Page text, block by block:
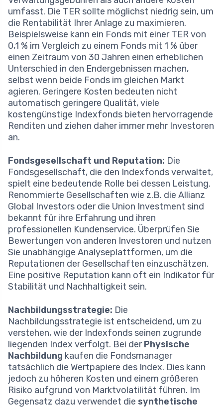
umfasst. Die TER sollte möglichst niedrig sein, um
die Rentabilität Ihrer Anlage zu maximieren.
Beispielsweise kann ein Fonds mit einer TER von
0,1 % im Vergleich zu einem Fonds mit 1 % über
einen Zeitraum von 30 Jahren einen erheblichen
Unterschied in den Endergebnissen machen,
selbst wenn beide Fonds im gleichen Markt
agieren. Geringere Kosten bedeuten nicht
automatisch geringere Qualität, viele
kostengünstige Indexfonds bieten hervorragende
Renditen und ziehen daher immer mehr Investoren
an.
Fondsgesellschaft und Reputation: Die
Fondsgesellschaft, die den Indexfonds verwaltet,
spielt eine bedeutende Rolle bei dessen Leistung.
Renommierte Gesellschaften wie z.B. die Allianz
Global Investors oder die Union Investment sind
bekannt für ihre Erfahrung und ihren
professionellen Kundenservice. Überprüfen Sie
Bewertungen von anderen Investoren und nutzen
Sie unabhängige Analyseplattformen, um die
Reputationen der Gesellschaften einzuschätzen.
Eine positive Reputation kann oft ein Indikator für
Stabilität und Nachhaltigkeit sein.
Nachbildungsstrategie: Die
Nachbildungsstrategie ist entscheidend, um zu
verstehen, wie der Indexfonds seinen zugrunde
liegenden Index verfolgt. Bei derPhysische
Nachbildung kaufen die Fondsmanager
tatsächlich die Wertpapiere des Index. Dies kann
jedoch zu höheren Kosten und einem größeren
Risiko aufgrund von Marktvolatilität führen. Im
Gegensatz dazu verwendet die synthetische